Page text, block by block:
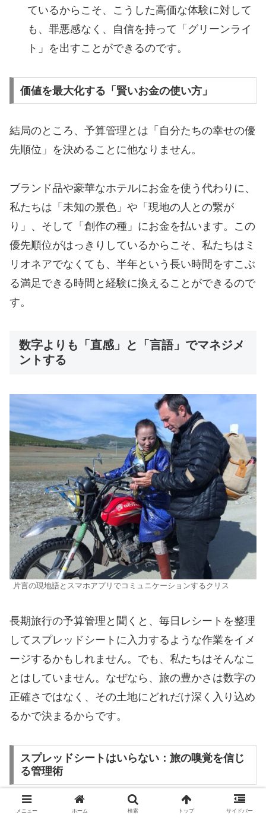
ているからこそ、こうした高価な体験に対して
も、罪悪感なく、自信を持って「グリーンライ
ト」を出すことができるのです。
価値を最大化する「賢いお金の使い方」
​結局のところ、予算管理とは「自分たちの幸せの優
先順位」を決めることに他なりません。
ブランド品や豪華なホテルにお金を使う代わりに、
私たちは「未知の景色」や「現地の人との繋が
り」、そして「創作の種」にお金を払います。この
優先順位がはっきりしているからこそ、私たちはミ
リオネアでなくても、半年という長い時間をすこぶ
る満足できる時間と経験に換えることができるので
す。
数字よりも「直感」と「言語」でマネジメ
ントする
片言の現地語とスマホアプリでコミュニケーションするクリス
長期旅行の予算管理と聞くと、毎日レシートを整理
してスプレッドシートに入力するような作業をイメ
ージするかもしれません。でも、私たちはそんなこ
とはしていません。なぜなら、旅の豊かさは数字の
正確さではなく、その土地にどれだけ深く入り込め
るかで決まるからです。
スプレッドシートはいらない：旅の嗅覚を信じ
る管理術
​私のパートナーであるクリスは、長年の旅の経験か
メニュー ホーム 検索 トップ サイドバー